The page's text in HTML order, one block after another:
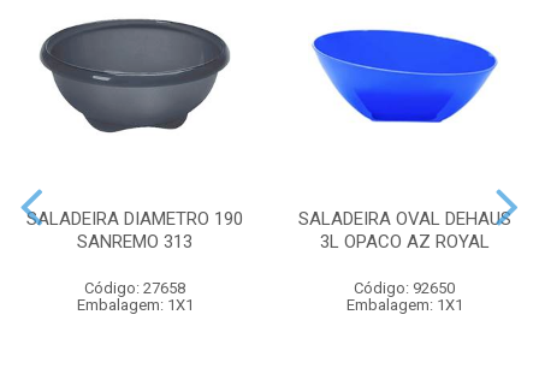
SALADEIRA DIAMETRO 190
SANREMO 313
Código: 27658
Embalagem: 1X1
SALADEIRA OVAL DEHAUS
3L OPACO AZ ROYAL
Código: 92650
Embalagem: 1X1